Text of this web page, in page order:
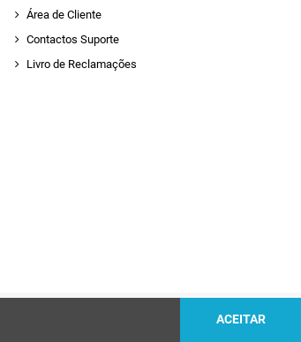
Área de Cliente
Contactos Suporte
Livro de Reclamações
ACEITAR